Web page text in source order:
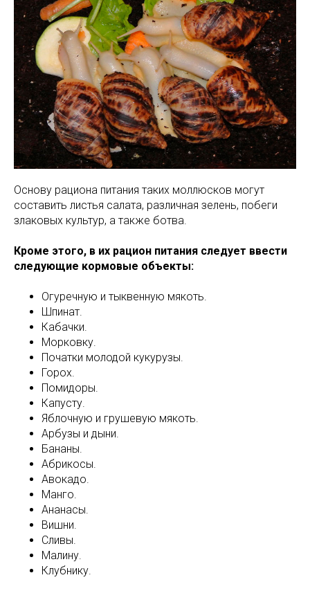
Основу рациона питания таких моллюсков могут
составить листья салата, различная зелень, побеги
злаковых культур, а также ботва.
Кроме этого, в их рацион питания следует ввести
следующие кормовые объекты:
Огуречную и тыквенную мякоть.
Шпинат.
Кабачки.
Морковку.
Початки молодой кукурузы.
Горох.
Помидоры.
Капусту.
Яблочную и грушевую мякоть.
Арбузы и дыни.
Бананы.
Абрикосы.
Авокадо.
Манго.
Ананасы.
Вишни.
Сливы.
Малину.
Клубнику.